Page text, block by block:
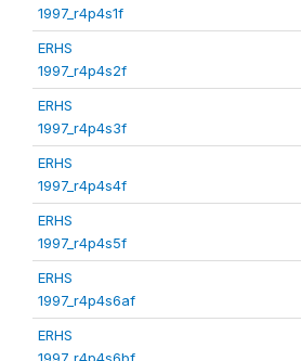
1997_r4p4s1f
ERHS
1997_r4p4s2f
ERHS
1997_r4p4s3f
ERHS
1997_r4p4s4f
ERHS
1997_r4p4s5f
ERHS
1997_r4p4s6af
ERHS
1997_r4p4s6bf